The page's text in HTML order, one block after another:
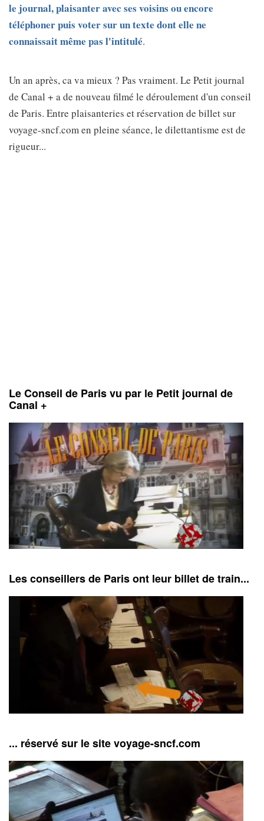
le journal, plaisanter avec ses voisins ou encore
téléphoner puis voter sur un texte dont elle ne
connaissait même pas l'intitulé.
Un an après, ca va mieux ? Pas vraiment. Le Petit journal
de Canal + a de nouveau filmé le déroulement d'un conseil
de Paris. Entre plaisanteries et réservation de billet sur
voyage-sncf.com en pleine séance, le dilettantisme est de
rigueur...
Le Conseil de Paris vu par le Petit journal de
Canal +
Les conseillers de Paris ont leur billet de train...
... réservé sur le site voyage-sncf.com